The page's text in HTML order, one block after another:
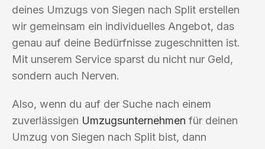
deines Umzugs von Siegen nach Split erstellen
wir gemeinsam ein individuelles Angebot, das
genau auf deine Bedürfnisse zugeschnitten ist.
Mit unserem Service sparst du nicht nur Geld,
sondern auch Nerven.
Also, wenn du auf der Suche nach einem
zuverlässigen Umzugsunternehmen für deinen
Umzug von Siegen nach Split bist, dann